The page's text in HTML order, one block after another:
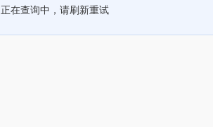
正在查询中，请刷新重试